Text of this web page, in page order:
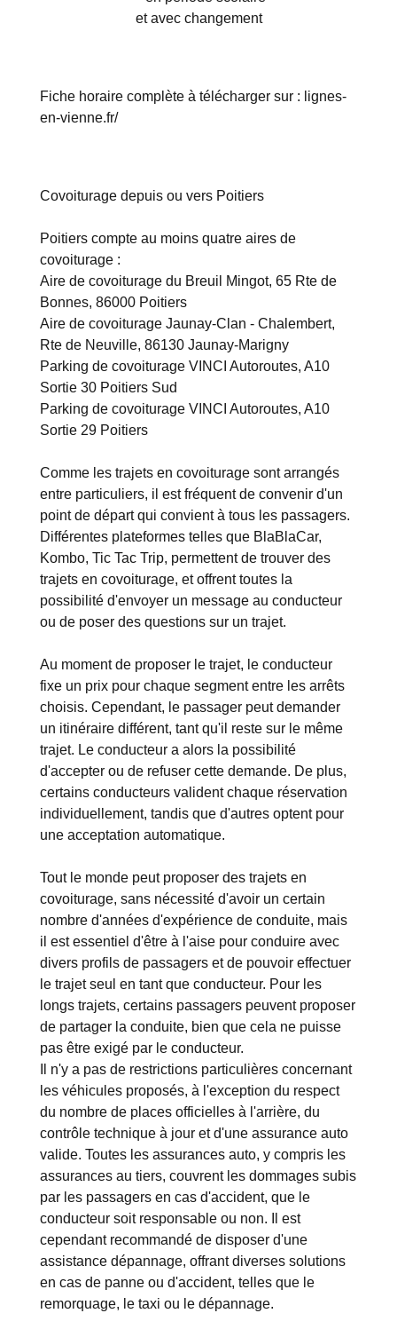
et avec changement
Fiche horaire complète à télécharger sur : lignes-
en-vienne.fr/
Covoiturage depuis ou vers Poitiers
Poitiers compte au moins quatre aires de
covoiturage :
Aire de covoiturage du Breuil Mingot, 65 Rte de
Bonnes, 86000 Poitiers
Aire de covoiturage Jaunay-Clan - Chalembert,
Rte de Neuville, 86130 Jaunay-Marigny
Parking de covoiturage VINCI Autoroutes, A10
Sortie 30 Poitiers Sud
Parking de covoiturage VINCI Autoroutes, A10
Sortie 29 Poitiers
Comme les trajets en covoiturage sont arrangés
entre particuliers, il est fréquent de convenir d'un
point de départ qui convient à tous les passagers.
Différentes plateformes telles que BlaBlaCar,
Kombo, Tic Tac Trip, permettent de trouver des
trajets en covoiturage, et offrent toutes la
possibilité d'envoyer un message au conducteur
ou de poser des questions sur un trajet.
Au moment de proposer le trajet, le conducteur
fixe un prix pour chaque segment entre les arrêts
choisis. Cependant, le passager peut demander
un itinéraire différent, tant qu'il reste sur le même
trajet. Le conducteur a alors la possibilité
d'accepter ou de refuser cette demande. De plus,
certains conducteurs valident chaque réservation
individuellement, tandis que d'autres optent pour
une acceptation automatique.
Tout le monde peut proposer des trajets en
covoiturage, sans nécessité d'avoir un certain
nombre d'années d'expérience de conduite, mais
il est essentiel d'être à l'aise pour conduire avec
divers profils de passagers et de pouvoir effectuer
le trajet seul en tant que conducteur. Pour les
longs trajets, certains passagers peuvent proposer
de partager la conduite, bien que cela ne puisse
pas être exigé par le conducteur.
Il n'y a pas de restrictions particulières concernant
les véhicules proposés, à l'exception du respect
du nombre de places officielles à l'arrière, du
contrôle technique à jour et d'une assurance auto
valide. Toutes les assurances auto, y compris les
assurances au tiers, couvrent les dommages subis
par les passagers en cas d'accident, que le
conducteur soit responsable ou non. Il est
cependant recommandé de disposer d'une
assistance dépannage, offrant diverses solutions
en cas de panne ou d'accident, telles que le
remorquage, le taxi ou le dépannage.